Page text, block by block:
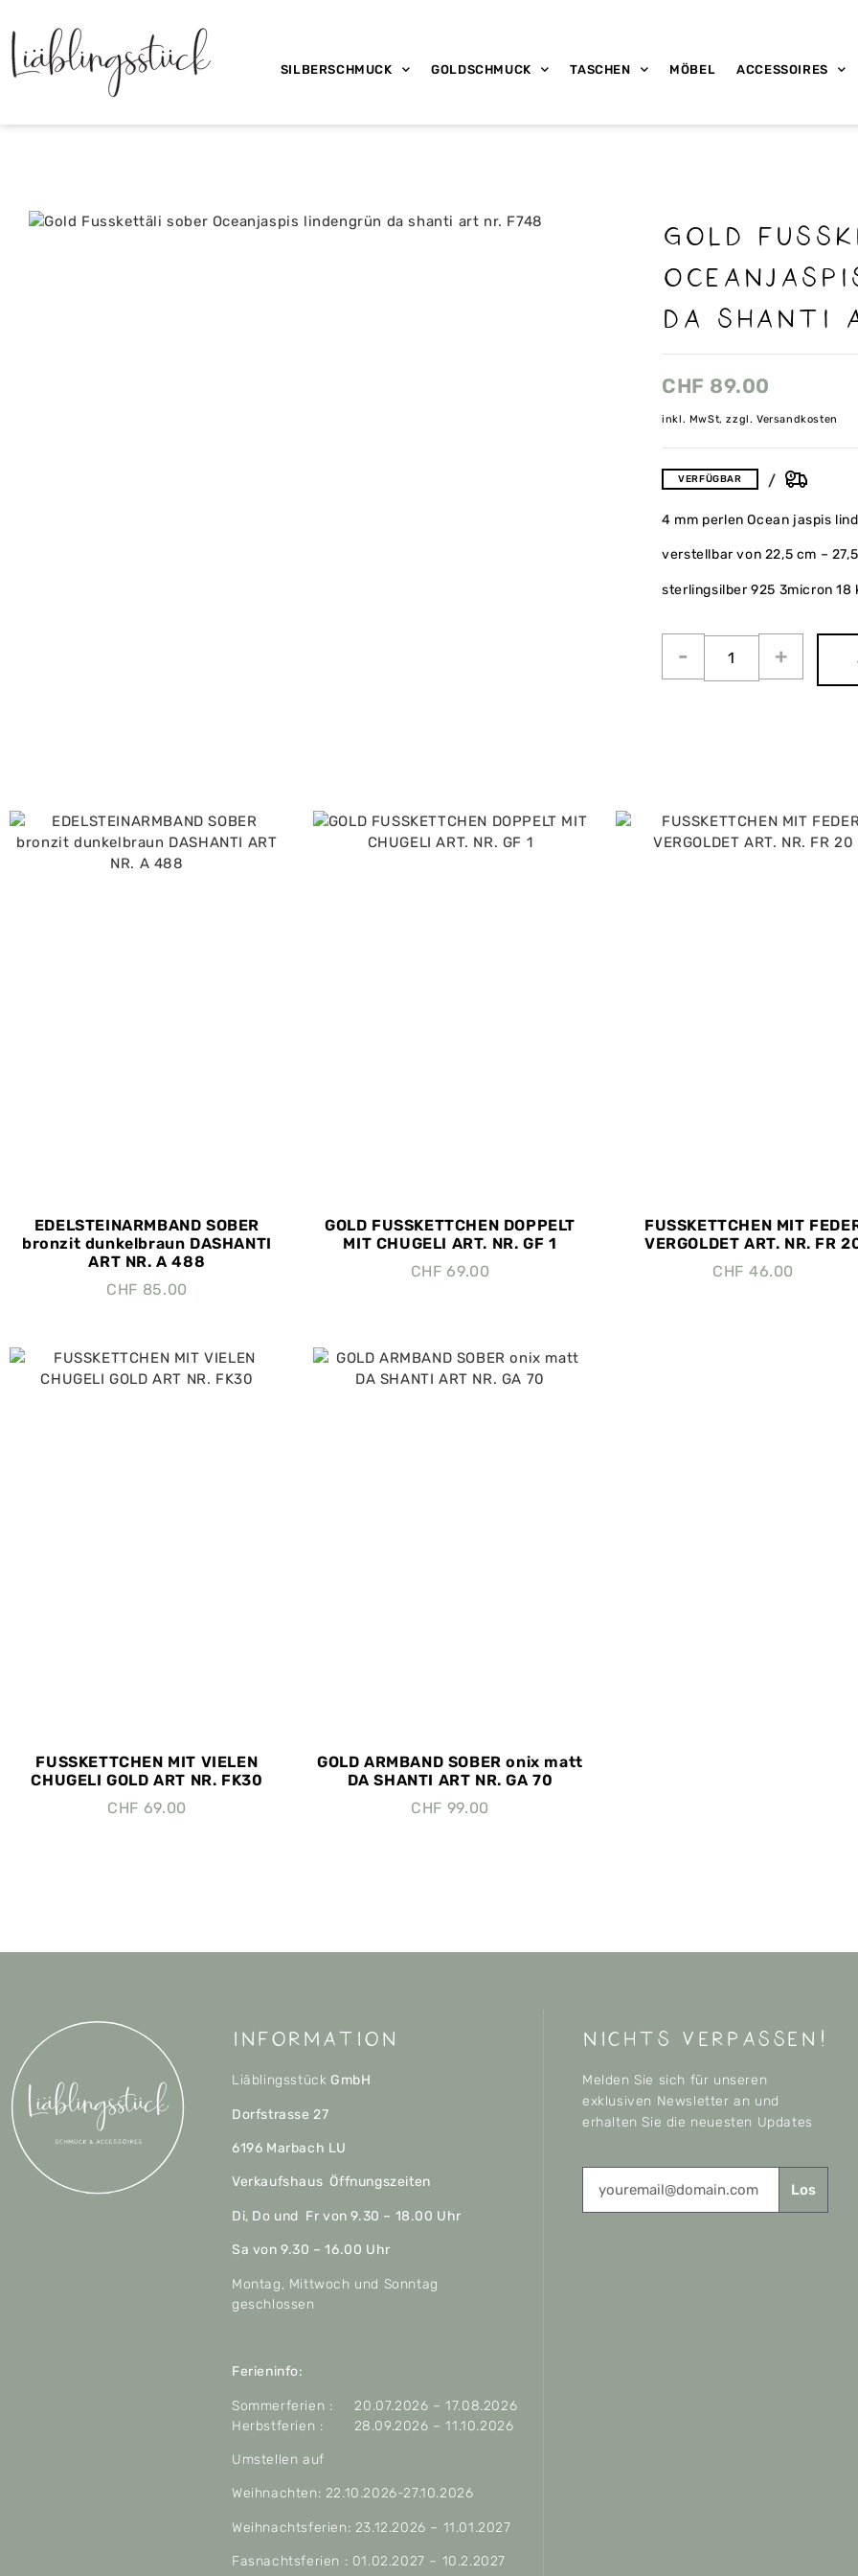
SILBERSCHMUCK GOLDSCHMUCK TASCHEN MÖBEL ACCESSOIRES
Gold
da shanti
CHF 89.00
inkl. MwSt, zzgl. Versandkosten
VERFÜGBAR
4 mm perlen Ocean jaspis
verstellbar von 22,5 cm –
sterlingsilber 925 3micron
EDELSTEINARMBAND SOBER
bronzit dunkelbraun DASHANTI
ART NR. A 488
CHF 85.00
GOLD FUSSKETTCHEN DOPPELT
MIT CHUGELI ART. NR. GF 1
CHF 69.00
FUSSKETTCHEN MIT
VERGOLDET ART. NR. FR
CHF 46.00
FUSSKETTCHEN MIT VIELEN
CHUGELI GOLD ART NR. FK30
CHF 69.00
GOLD ARMBAND SOBER onix matt
DA SHANTI ART NR. GA 70
CHF 99.00
Information
Liäblingsstück GmbH
Dorfstrasse 27
6196 Marbach LU
Verkaufshaus Öffnungszeiten
Di, Do und Fr von 9.30 – 18.00 Uhr
Sa von 9.30 – 16.00 Uhr
Montag, Mittwoch und Sonntag
geschlossen
Ferieninfo:
Sommerferien : 20.07.2026 – 17.08.2026
Herbstferien : 28.09.2026 – 11.10.2026
Umstellen auf
Weihnachten: 22.10.2026-27.10.2026
Weihnachtsferien: 23.12.2026 – 11.01.2027
Fasnachtsferien : 01.02.2027 – 10.2.2027
nichts verpassen!
Melden Sie sich für unseren
exklusiven Newsletter an und
erhalten Sie die neuesten Updates
Los